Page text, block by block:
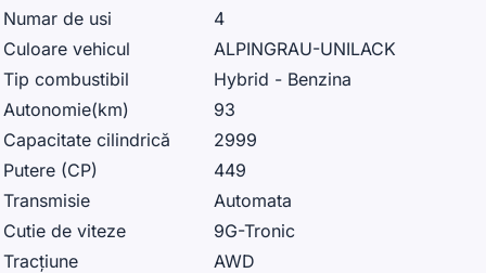
Numar de usi
4
Culoare vehicul
ALPINGRAU-UNILACK
Tip combustibil
Hybrid - Benzina
Autonomie(km)
93
Capacitate cilindrică
2999
Putere (CP)
449
Transmisie
Automata
Cutie de viteze
9G-Tronic
Tracțiune
AWD